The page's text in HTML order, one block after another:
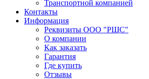
Транспортной компанией
Контакты
Информация
Реквизиты ООО "РЩС"
О компании
Как заказать
Гарантия
Где купить
Отзывы